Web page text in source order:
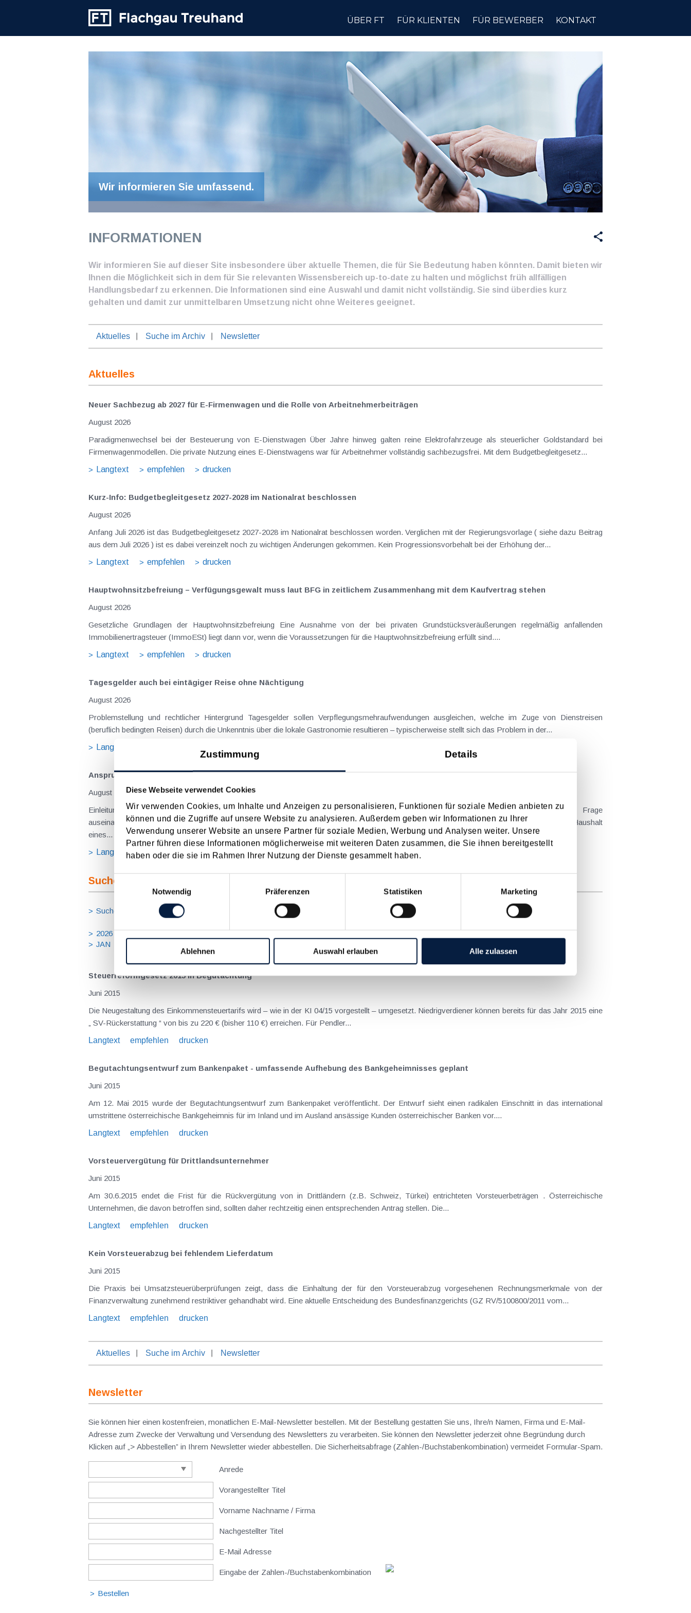
Zustimmung Details
Diese Webseite verwendet Cookies
Wir verwenden Cookies, um Inhalte und Anzeigen zu personalisieren, Funktionen für soziale Medien anbieten zu
können und die Zugriffe auf unsere Website zu analysieren. Außerdem geben wir Informationen zu Ihrer
Verwendung unserer Website an unsere Partner für soziale Medien, Werbung und Analysen weiter. Unsere
Partner führen diese Informationen möglicherweise mit weiteren Daten zusammen, die Sie ihnen bereitgestellt
haben oder die sie im Rahmen Ihrer Nutzung der Dienste gesammelt haben.
Einwilligungsauswahl
Notwendig
Präferenzen Statistiken Marketing
Ablehnen Auswahl erlauben Alle zulassen
ÜBER FT FÜR KLIENTEN FÜR BEWERBER KONTAKT
Wir informieren Sie umfassend.
INFORMATIONEN
Wir informieren Sie auf dieser Site insbesondere über aktuelle Themen, die für Sie Bedeutung haben könnten. Damit bieten wir
Ihnen die Möglichkeit sich in dem für Sie relevanten Wissensbereich up-to-date zu halten und möglichst früh allfälligen
Handlungsbedarf zu erkennen. Die Informationen sind eine Auswahl und damit nicht vollständig. Sie sind überdies kurz
gehalten und damit zur unmittelbaren Umsetzung nicht ohne Weiteres geeignet.
Aktuelles Suche im Archiv Newsletter
Aktuelles
Neuer Sachbezug ab 2027 für E-Firmenwagen und die Rolle von Arbeitnehmer​­beiträgen
August 2026
Paradigmenwechsel bei der Besteuerung von E-Dienstwagen Über Jahre hinweg galten reine Elektrofahrzeuge als steuerlicher Goldstandard bei
Firmenwagenmodellen. Die private Nutzung eines E-Dienstwagens war für Arbeitnehmer vollständig sachbezugsfrei. Mit dem Budgetbegleitgesetz...
Langtext
empfehlen drucken
Kurz-Info: Budgetbegleitgesetz 2027-2028 im Nationalrat beschlossen
August 2026
Anfang Juli 2026 ist das Budgetbegleitgesetz 2027-2028 im Nationalrat beschlossen worden. Verglichen mit der Regierungsvorlage ( siehe dazu Beitrag
aus dem Juli 2026 ) ist es dabei vereinzelt noch zu wichtigen Änderungen gekommen. Kein Progressionsvorbehalt bei der Erhöhung der...
Langtext
empfehlen drucken
Hauptwohnsitz​­befreiung – Verfügungsgewalt muss laut BFG in zeitlichem Zusammenhang mit dem Kaufvertrag stehen
August 2026
Gesetzliche Grundlagen der Hauptwohnsitzbefreiung Eine Ausnahme von der bei privaten Grundstücksveräußerungen regelmäßig anfallenden
Immobilienertragsteuer (ImmoESt) liegt dann vor, wenn die Voraussetzungen für die Hauptwohnsitzbefreiung erfüllt sind....
Langtext
empfehlen drucken
Tagesgelder auch bei eintägiger Reise ohne Nächtigung
August 2026
Problemstellung und rechtlicher Hintergrund Tagesgelder sollen Verpflegungsmehraufwendungen ausgleichen, welche im Zuge von Dienstreisen
(beruflich bedingten Reisen) durch die Unkenntnis über die lokale Gastronomie resultieren – typischerweise stellt sich das Problem in der...
Langtext
Anspruch auf Familienbeihilfe bei geschiedenen Eltern
August 2026
Einleitung und Kernaussage der Entscheidung Das Bundesfinanzgericht (GZ RV/7103366/2025 vom 10.02.2026) hatte sich mit der Frage
auseinanderzusetzen, welchem Elternteil nach einer Scheidung die Familienbeihilfe zusteht, wenn sich das Kind tatsächlich überwiegend im Haushalt
eines...
Langtext
empfehlen drucken
Suche im Archiv
Suche nach Begriffen Suche in Schlagwortliste
2026 2025 2024 2023 2022 2021 2020 2019 2018
2017
JAN
Steuerreformgesetz 2015 in Begutachtung
Juni 2015
Die Neugestaltung des Einkommensteuertarifs wird – wie in der KI 04/15 vorgestellt – umgesetzt. Niedrigverdiener können bereits für das Jahr 2015 eine
„ SV-Rückerstattung “ von bis zu 220 € (bisher 110 €) erreichen. Für Pendler...
Langtext
empfehlen drucken
Begutachtungsentwurf zum Bankenpaket - umfassende Aufhebung des Bankgeheimnisses geplant
Juni 2015
Am 12. Mai 2015 wurde der Begutachtungsentwurf zum Bankenpaket veröffentlicht. Der Entwurf sieht einen radikalen Einschnitt in das international
umstrittene österreichische Bankgeheimnis für im Inland und im Ausland ansässige Kunden österreichischer Banken vor....
Langtext
empfehlen drucken
Vorsteuervergütung für Drittlandsunternehmer
Juni 2015
Am 30.6.2015 endet die Frist für die Rückvergütung von in Drittländern (z.B. Schweiz, Türkei) entrichteten Vorsteuerbeträgen . Österreichische
Unternehmen, die davon betroffen sind, sollten daher rechtzeitig einen entsprechenden Antrag stellen. Die...
Langtext
empfehlen drucken
Kein Vorsteuerabzug bei fehlendem Lieferdatum
Juni 2015
Die Praxis bei Umsatzsteuerüberprüfungen zeigt, dass die Einhaltung der für den Vorsteuerabzug vorgesehenen Rechnungsmerkmale von der
Finanzverwaltung zunehmend restriktiver gehandhabt wird. Eine aktuelle Entscheidung des Bundesfinanzgerichts (GZ RV/5100800/2011 vom...
Langtext
empfehlen drucken
Aktuelles Suche im Archiv Newsletter
Newsletter
Sie können hier einen kostenfreien, monatlichen E-Mail-Newsletter bestellen. Mit der Bestellung gestatten Sie uns, Ihre/n Namen, Firma und E-Mail-
Adresse zum Zwecke der Verwaltung und Versendung des Newsletters zu verarbeiten. Sie können den Newsletter jederzeit ohne Begründung durch
Klicken auf „> Abbestellen” in Ihrem Newsletter wieder abbestellen. Die Sicherheitsabfrage (Zahlen-/Buchstabenkombination) vermeidet Formular-Spam.
Anrede
Vorangestellter Titel
Vorname Nachname / Firma
Nachgestellter Titel
E-Mail Adresse
Eingabe der Zahlen-/Buchstabenkombination